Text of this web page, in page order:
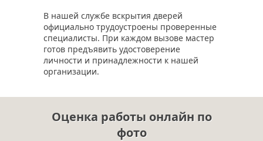
В нашей службе вскрытия дверей
официально трудоустроены проверенные
специалисты. При каждом вызове мастер
готов предъявить удостоверение
личности и принадлежности к нашей
организации.
Оценка работы онлайн по
фото